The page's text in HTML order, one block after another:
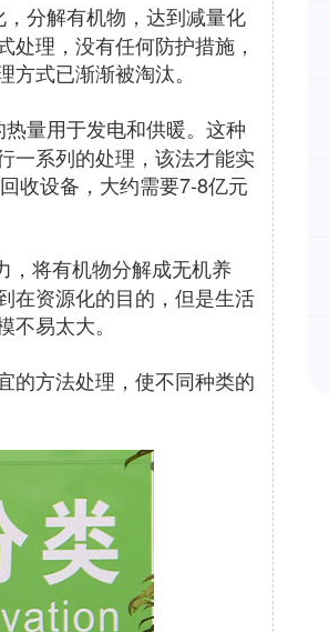
分解有机物，达到减量化
理，没有任何防护措施，
式已渐渐被淘汰。
量用于发电和供暖。这种
一系列的处理，该法才能实
收设备，大约需要7-8亿元
将有机物分解成无机养
在资源化的目的，但是生活
易太大。
的方法处理，使不同种类的